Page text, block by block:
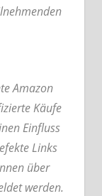
Amazon
Käufe
Einfluss
Links
über
werden.